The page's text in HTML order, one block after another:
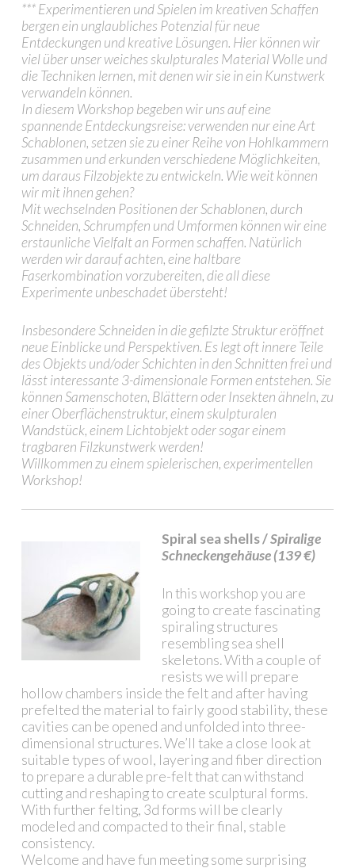
*** Experimentieren und Spielen im kreativen Schaffen
bergen ein unglaubliches Potenzial für neue
Entdeckungen und kreative Lösungen. Hier können wir
viel über unser weiches skulpturales Material Wolle und
die Techniken lernen, mit denen wir sie in ein Kunstwerk
verwandeln können.
In diesem Workshop begeben wir uns auf eine
spannende Entdeckungsreise: verwenden nur eine Art
Schablonen, setzen sie zu einer Reihe von Hohlkammern
zusammen und erkunden verschiedene Möglichkeiten,
um daraus Filzobjekte zu entwickeln. Wie weit können
wir mit ihnen gehen?
Mit wechselnden Positionen der Schablonen, durch
Schneiden, Schrumpfen und Umformen können wir eine
erstaunliche Vielfalt an Formen schaffen. Natürlich
werden wir darauf achten, eine haltbare
Faserkombination vorzubereiten, die all diese
Experimente unbeschadet übersteht!
Insbesondere Schneiden in die gefilzte Struktur eröffnet
neue Einblicke und Perspektiven. Es legt oft innere Teile
des Objekts und/oder Schichten in den Schnitten frei und
lässt interessante 3-dimensionale Formen entstehen. Sie
können Samenschoten, Blättern oder Insekten ähneln, zu
einer Oberflächenstruktur, einem skulpturalen
Wandstück, einem Lichtobjekt oder sogar einem
tragbaren Filzkunstwerk werden!
Willkommen zu einem spielerischen, experimentellen
Workshop!
Spiral sea shells /Spiralige
Schneckengehäuse (139 €)
In this workshop you are
going to create fascinating
spiraling structures
resembling sea shell
skeletons. With a couple of
resists we will prepare
hollow chambers inside the felt and after having
prefelted the material to fairly good stability, these
cavities can be opened and unfolded into three-
dimensional structures. We’ll take a close look at
suitable types of wool, layering and fiber direction
to prepare a durable pre-felt that can withstand
cutting and reshaping to create sculptural forms.
With further felting, 3d forms will be clearly
modeled and compacted to their final, stable
consistency.
Welcome and have fun meeting some surprising